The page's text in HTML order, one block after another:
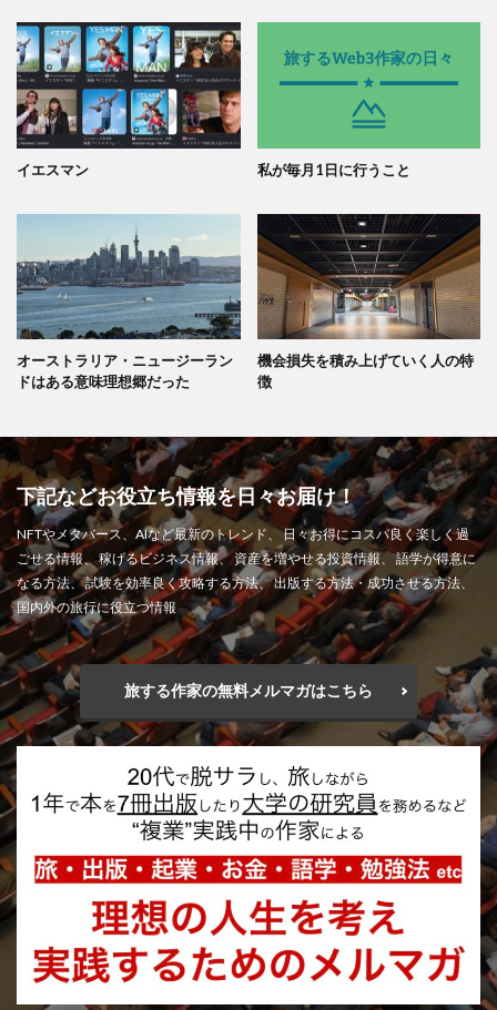
イエスマン 私が毎月1日に行うこと
オーストラリア・ニュージーラン
ドはある意味理想郷だった
機会損失を積み上げていく人の特
徴
下記などお役立ち情報を日々お届け！
NFTやメタバース、AIなど最新のトレンド、 日々お得にコスパ良く楽しく過
ごせる情報、 稼げるビジネス情報、 資産を増やせる投資情報、 語学が得意に
なる方法、 試験を効率良く攻略する方法、 出版する方法・成功させる方法、
国内外の旅行に役立つ情報
旅する作家の無料メルマガはこちら